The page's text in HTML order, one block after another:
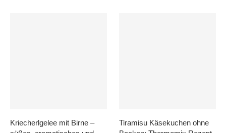
Kriecherlgelee mit Birne –
Tiramisu Käsekuchen ohne